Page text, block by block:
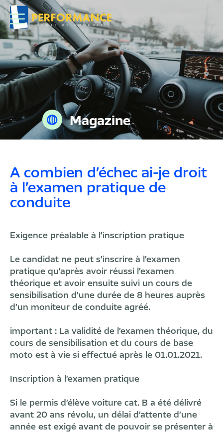
Magazine
A combien d’échec ai-je droit
à l’examen pratique de
conduite
Exigence préalable à l’inscription pratique
Le candidat ne peut s’inscrire à l’examen
pratique qu’après avoir réussi l’examen
théorique et avoir ensuite suivi un cours de
sensibilisation d’une durée de 8 heures auprès
d’un moniteur de conduite agréé.
important : La validité de l’examen théorique, du
cours de sensibilisation et du cours de base
moto est à vie si effectué après le 01.01.2021.
Inscription à l’examen pratique
Si le permis d’élève voiture cat. B a été délivré
avant 20 ans révolu, un délai d’attente d’une
année est exigé avant de pouvoir se présenter à